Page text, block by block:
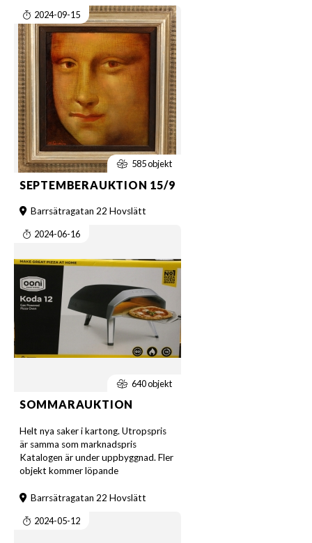
2024-09-15
585 objekt
SEPTEMBERAUKTION 15/9
Barrsätragatan 22 Hovslätt
2024-06-16
640 objekt
SOMMARAUKTION
Helt nya saker i kartong. Utropspris
är samma som marknadspris
Katalogen är under uppbyggnad. Fler
objekt kommer löpande
Barrsätragatan 22 Hovslätt
2024-05-12